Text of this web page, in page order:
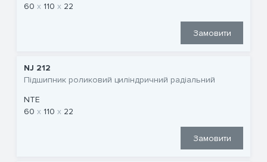
60
110 22
Замовити
NJ 212
Підшипник роликовий циліндричний радіальний
NTE
60
110 22
Замовити